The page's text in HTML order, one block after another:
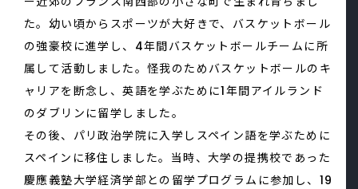
た。幼い頃からスポーツが大好きで、バスケットボール
の強豪校に進学し、4年間バスケットボールチームに所
属して活動しました。怪我のためバスケットボールのキ
ャリアを断念し、英語を学ぶために1年間アイルランド
のダブリンに留学しました。
その後、パリ政治学院に入学しスペイン語を学ぶために
スペインに移住しました。当時、大学の提携校であった
慶應義塾大学経済学部との留学プログラムに参加し、19